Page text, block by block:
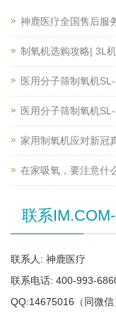
神鹿医疗全国售后服
制氧机选购攻略| 3L
医用分子筛制氧机
医用分子筛制氧机
家用制氧机应对新冠
在家吸氧，要注意什
联系
联系人: 神鹿医疗
联系电话: 400-993-
QQ:14675016（同微信